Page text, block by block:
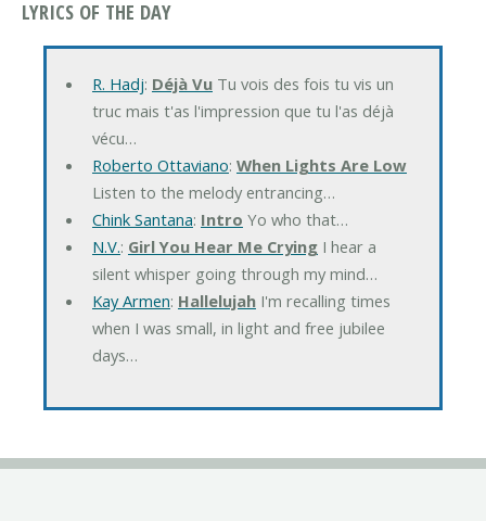
LYRICS OF THE DAY
R. Hadj: Déjà VuTu vois des fois tu vis un
truc mais t'as l'impression que tu l'as déjà
vécu…
Roberto Ottaviano: When Lights Are Low
Listen to the melody entrancing…
Chink Santana: Intro Yo who that…
N.V.: Girl You Hear Me CryingI hear a
silent whisper going through my mind…
Kay Armen: HallelujahI'm recalling times
when I was small, in light and free jubilee
days…